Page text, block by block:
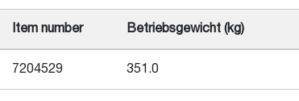
Item number Betriebsgewicht (kg)
7204529 351.0